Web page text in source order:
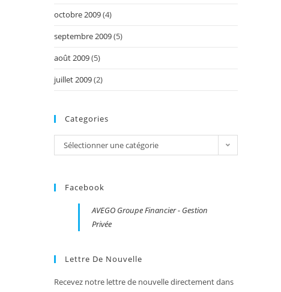
octobre 2009(4)
septembre 2009(5)
août 2009(5)
juillet 2009(2)
Categories
Categories
Sélectionner une catégorie
Facebook
AVEGO Groupe Financier - Gestion
Privée
Lettre De Nouvelle
Recevez notre lettre de nouvelle directement dans